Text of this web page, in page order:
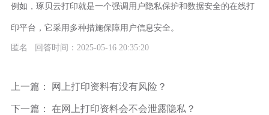
例如，琢贝云打印就是一个强调用户隐私保护和数据安全的在线打
印平台，它采用多种措施保障用户信息安全。
匿名 回答时间：2025-05-16 20:35:20
上一篇： 网上打印资料有没有风险？
下一篇： 在网上打印资料会不会泄露隐私？